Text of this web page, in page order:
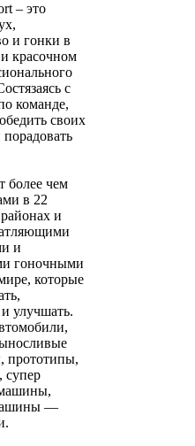
– это
и гонки в
красочном
с
команде,
своих
более чем
в 22
и
и
гоночными
которые
улучшать.
прототипы,
супер
—